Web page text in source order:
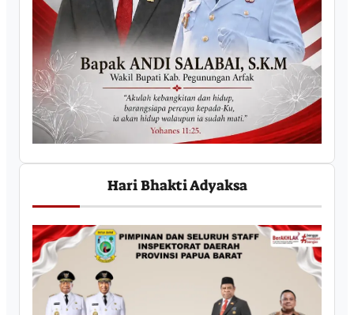
Hari Bhakti Adyaksa